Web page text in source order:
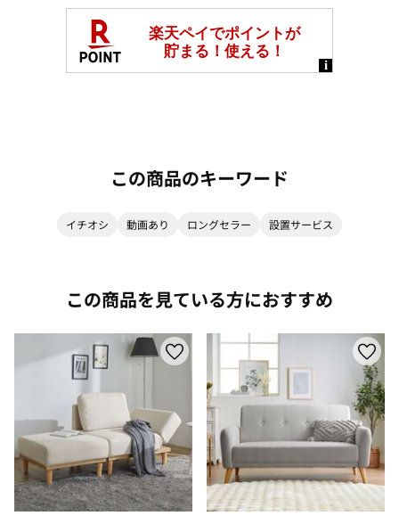
この商品のキーワード
イチオシ 動画あり ロングセラー 設置サービス
この商品を見ている方におすすめ